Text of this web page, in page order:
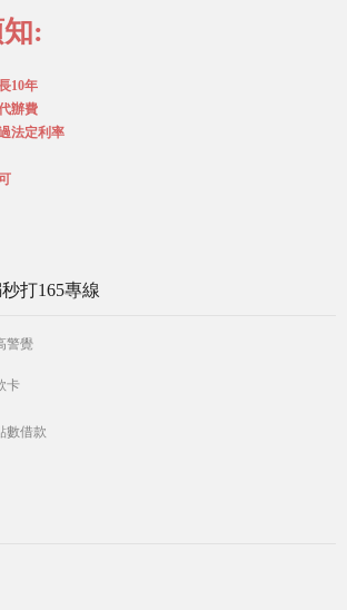
:
10年
辦費
法定利率
打165專線
警覺
卡
數借款